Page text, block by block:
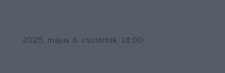
2025. május 8. csütörtök, 18:00